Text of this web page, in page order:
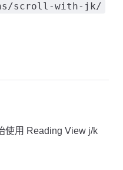
scroll-with-jk/
使用 Reading View j/k